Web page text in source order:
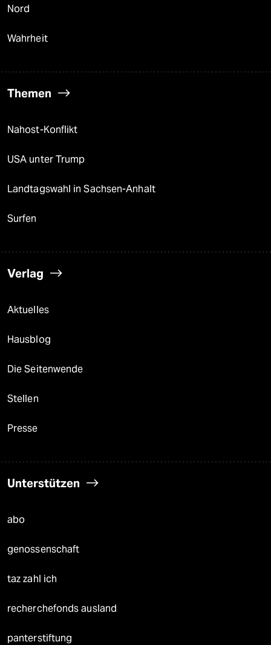
Nord
Wahrheit
Themen
Nahost-Konflikt
USA unter Trump
Landtagswahl in Sachsen-Anhalt
Surfen
Verlag
Aktuelles
Hausblog
Die Seitenwende
Stellen
Presse
Unterstützen
abo
genossenschaft
taz zahl ich
recherchefonds ausland
panterstiftung